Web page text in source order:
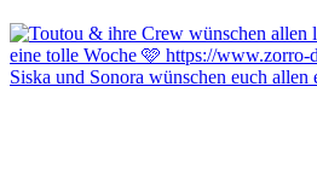
Siska und Sonora wünschen euch allen